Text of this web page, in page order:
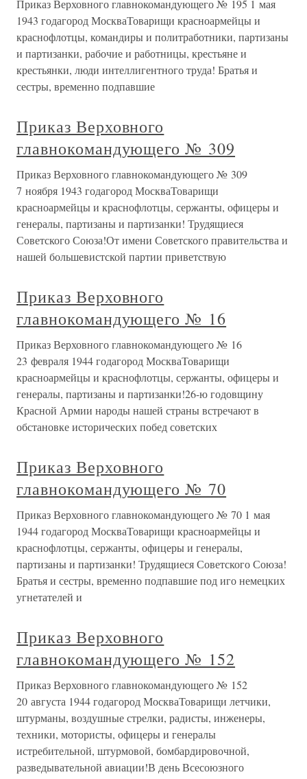
Приказ Верховного главнокомандующего № 195 1 мая
1943 годагород МоскваТоварищи красноармейцы и
краснофлотцы, командиры и политработники, партизаны
и партизанки, рабочие и работницы, крестьяне и
крестьянки, люди интеллигентного труда! Братья и
сестры, временно подпавшие
Приказ Верховного
главнокомандующего № 309
Приказ Верховного главнокомандующего № 309
7 ноября 1943 годагород МоскваТоварищи
красноармейцы и краснофлотцы, сержанты, офицеры и
генералы, партизаны и партизанки! Трудящиеся
Советского Союза!От имени Советского правительства и
нашей большевистской партии приветствую
Приказ Верховного
главнокомандующего № 16
Приказ Верховного главнокомандующего № 16
23 февраля 1944 годагород МоскваТоварищи
красноармейцы и краснофлотцы, сержанты, офицеры и
генералы, партизаны и партизанки!26-ю годовщину
Красной Армии народы нашей страны встречают в
обстановке исторических побед советских
Приказ Верховного
главнокомандующего № 70
Приказ Верховного главнокомандующего № 70 1 мая
1944 годагород МоскваТоварищи красноармейцы и
краснофлотцы, сержанты, офицеры и генералы,
партизаны и партизанки! Трудящиеся Советского Союза!
Братья и сестры, временно подпавшие под иго немецких
угнетателей и
Приказ Верховного
главнокомандующего № 152
Приказ Верховного главнокомандующего № 152
20 августа 1944 годагород МоскваТоварищи летчики,
штурманы, воздушные стрелки, радисты, инженеры,
техники, мотористы, офицеры и генералы
истребительной, штурмовой, бомбардировочной,
разведывательной авиации!В день Всесоюзного